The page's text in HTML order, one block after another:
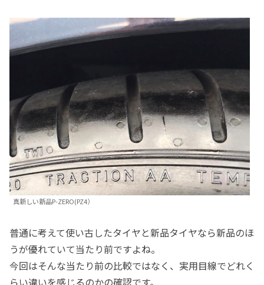
真新しい新品P-ZERO(PZ4）
普通に考えて使い古したタイヤと新品タイヤなら新品のほ
うが優れていて当たり前ですよね。
今回はそんな当たり前の比較ではなく、実用目線でどれく
らい違いを感じるのかの確認です。